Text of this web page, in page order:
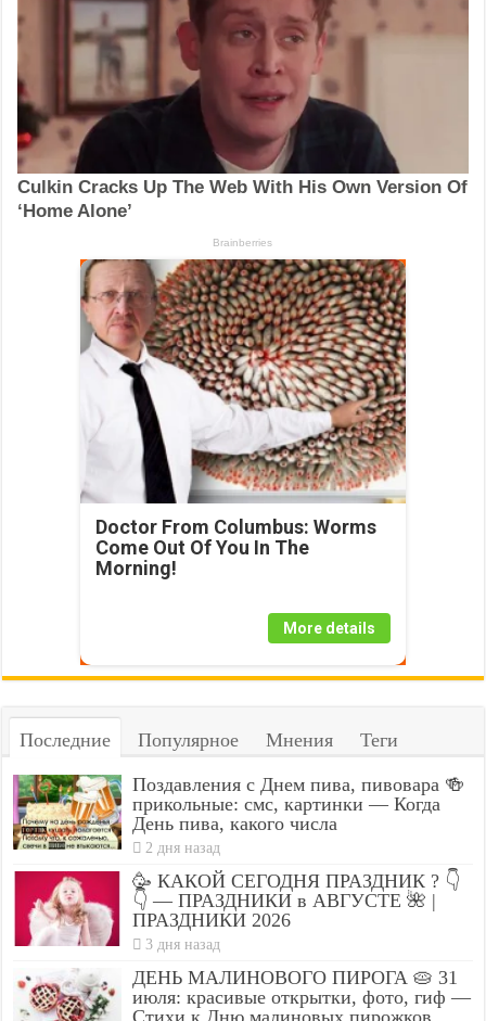
Doctor From Columbus: Worms
Come Out Of You In The
Morning!
More details
Последние Популярное Мнения Теги
Поздавления с Днем пива, пивовара 🍻
прикольные: смс, картинки — Когда
День пива, какого числа
2 дня назад
🥳 КАКОЙ СЕГОДНЯ ПРАЗДНИК ? 👇
👇 — ПРАЗДНИКИ в АВГУСТЕ 🌺 |
ПРАЗДНИКИ 2026
3 дня назад
ДЕНЬ МАЛИНОВОГО ПИРОГА 🥧 31
июля: красивые открытки, фото, гиф —